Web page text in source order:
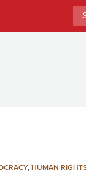
for:
, HUMAN